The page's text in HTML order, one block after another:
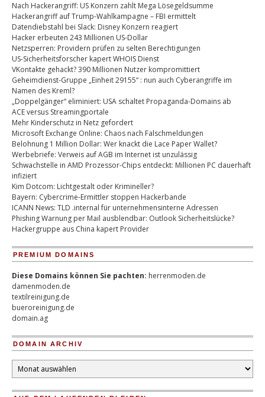
Nach Hackerangriff: US Konzern zahlt Mega Lösegeldsumme
Hackerangriff auf Trump-Wahlkampagne – FBI ermittelt
Datendiebstahl bei Slack: Disney Konzern reagiert
Hacker erbeuten 243 Millionen US-Dollar
Netzsperren: Providern prüfen zu selten Berechtigungen
US-Sicherheitsforscher kapert WHOIS Dienst
VKontakte gehackt? 390 Millionen Nutzer kompromittiert
Geheimdienst-Gruppe „Einheit 29155“ : nun auch Cyberangriffe im
Namen des Kreml?
„Doppelgänger“ eliminiert: USA schaltet Propaganda-Domains ab
ACE versus Streamingportale
Mehr Kinderschutz in Netz gefordert
Microsoft Exchange Online: Chaos nach Falschmeldungen
Belohnung 1 Million Dollar: Wer knackt die Lace Paper Wallet?
Werbebriefe: Verweis auf AGB im Internet ist unzulässig
Schwachstelle in AMD Prozessor-Chips entdeckt: Millionen PC dauerhaft
infiziert
Kim Dotcom: Lichtgestalt oder Krimineller?
Bayern: Cybercrime-Ermittler stoppen Hackerbande
ICANN News: TLD .internal für unternehmensinterne Adressen
Phishing Warnung per Mail ausblendbar: Outlook Sicherheitslücke?
Hackergruppe aus China kapert Provider
PREMIUM DOMAINS
Diese Domains können Sie pachten: herrenmoden.de
damenmoden.de
textilreinigung.de
bueroreinigung.de
domain.ag
DOMAIN ARCHIV
Domain
Archiv